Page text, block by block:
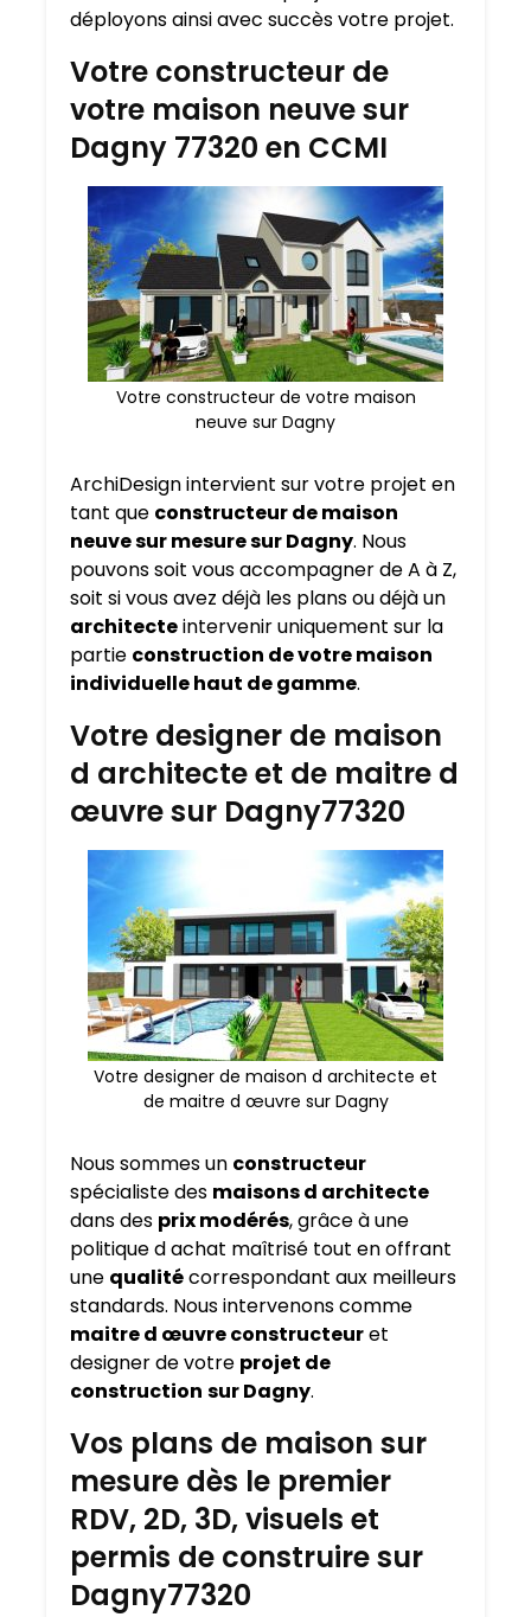
déployons ainsi avec succès votre projet.
Votre constructeur de
votre maison neuve sur
Dagny 77320 en CCMI
Votre constructeur de votre maison
neuve sur Dagny
ArchiDesign intervient sur votre projet en
tant que constructeur de maison
neuve sur mesure surDagny. Nous
pouvons soit vous accompagner de A à Z,
soit si vous avez déjà les plans ou déjà un
architecteintervenir uniquement sur la
partie construction de votre maison
individuelle haut de gamme.
Votre designer de maison
d architecte et de maitre d
œuvre sur Dagny77320
Votre designer de maison d architecte et
de maitre d œuvre sur Dagny
Nous sommes un constructeur
spécialiste des maisons d architecte
dans des prix modérés, grâce à une
politique d achat maîtrisé tout en offrant
une qualitécorrespondant aux meilleurs
standards. Nous intervenons comme
maitre d œuvre constructeuret
designer de votre projet de
construction sur Dagny.
Vos plans de maison sur
mesure dès le premier
RDV, 2D, 3D, visuels et
permis de construire sur
Dagny77320